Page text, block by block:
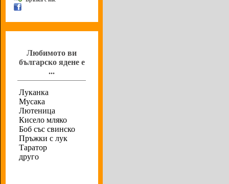
Любимото ви
българско ядене е
...
Луканка
Мусака
Лютеница
Кисело мляко
Боб със свинско
Пръжки с лук
Таратор
друго